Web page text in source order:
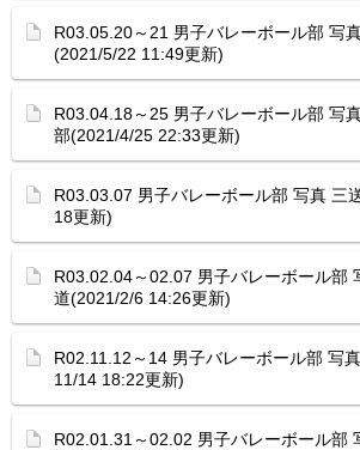
R03.05.20～21 男子バレーボール部 写
(2021/5/22 11:49更新)
R03.04.18～25 男子バレーボール部 写
部(2021/4/25 22:33更新)
R03.03.07 男子バレーボール部 写真 三
18更新)
R03.02.04～02.07 男子バレーボール部
道(2021/2/6 14:26更新)
R02.11.12～14 男子バレーボール部 写
11/14 18:22更新)
R02.01.31～02.02 男子バレーボール部